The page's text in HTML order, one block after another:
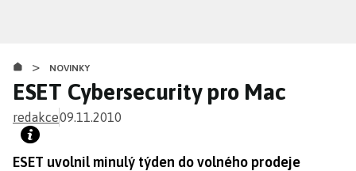
obsahu
> NOVINKY
ESET Cybersecurity pro Mac
redakce09.11.2010
ESET uvolnil minulý týden do volného prodeje